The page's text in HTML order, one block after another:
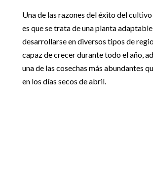
Una de las razones del éxito del
es que se trata de una planta
desarrollarse en diversos tipos de
capaz de crecer durante todo el año,
una de las cosechas más abundantes
en los días secos de abril.